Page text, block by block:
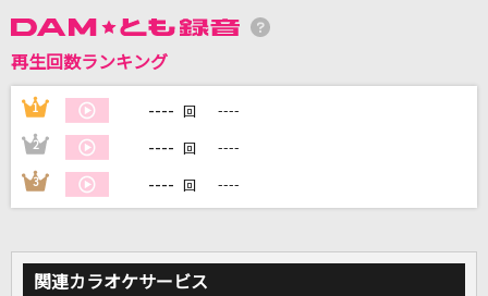
カラオケをもっと楽しもう！
家族や友達と一緒に！練習にも！
再生回数ランキング
1 ---- 回 ----
2 ---- 回 ----
3 ---- 回 ----
関連カラオケサービス